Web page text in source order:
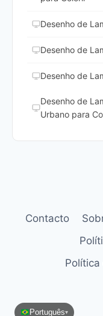
Desenho de
Desenho de
Desenho de
Desenho de
Urbano para
Contacto
Política
Português▾